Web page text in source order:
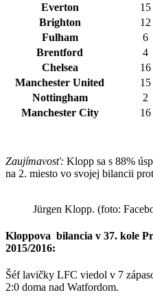
Everton
15
Brighton
12
Fulham
6
Brentford
4
Chelsea
16
Manchester United
15
Nottingham
2
Manchester City
16
Zaujímavosť: Klopp sa s 88%
na 2. miesto vo svojej bilancii
Jürgen Klopp. (foto:
Kloppova bilancia v 37. kole
2015/2016:
Šéf lavičky LFC viedol v 7
2:0 doma nad Watfordom.